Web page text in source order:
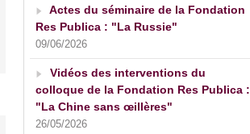
Actes du séminaire de la Fondation
Res Publica : "La Russie"
09/06/2026
Vidéos des interventions du
colloque de la Fondation Res Publica :
"La Chine sans œillères"
26/05/2026